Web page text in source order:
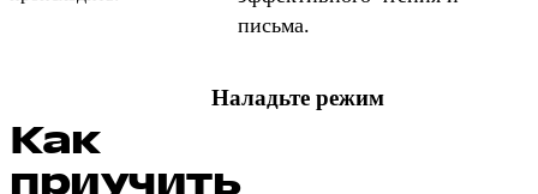
письма.
Как
приучить
Наладьте режим